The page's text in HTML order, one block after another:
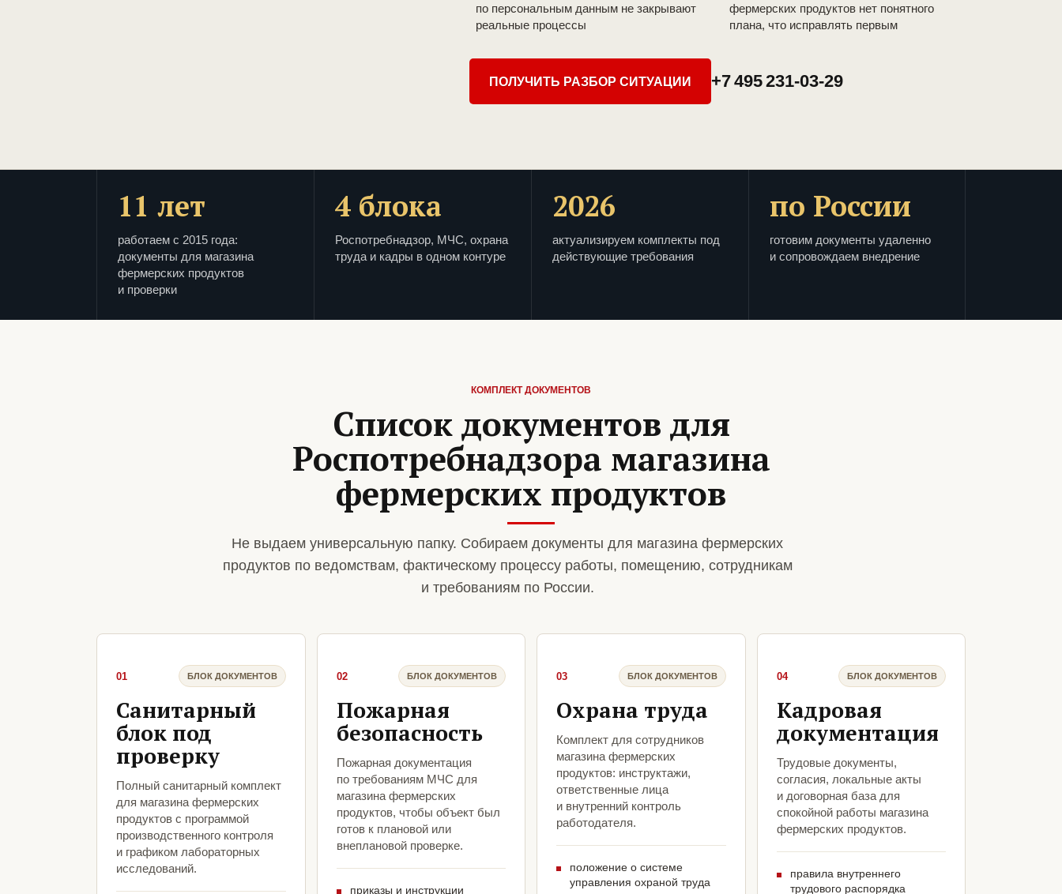
по персональным данным не закрывают
реальные процессы
фермерских продуктов нет понятного
плана, что исправлять первым
ПОЛУЧИТЬ РАЗБОР СИТУАЦИИ +7 495 231-03-29
11 лет
работаем с 2015 года:
документы для магазина
фермерских продуктов
и проверки
4 блока
Роспотребнадзор, МЧС, охрана
труда и кадры в одном контуре
2026
актуализируем комплекты под
действующие требования
по России
готовим документы удаленно
и сопровождаем внедрение
КОМПЛЕКТ ДОКУМЕНТОВ
Список документов для
Роспотребнадзора магазина
фермерских продуктов
Не выдаем универсальную папку. Собираем документы для магазина фермерских
продуктов по ведомствам, фактическому процессу работы, помещению, сотрудникам
и требованиям по России.
01 БЛОК ДОКУМЕНТОВ
Санитарный
блок под
проверку
Полный санитарный комплект
для магазина фермерских
продуктов с программой
производственного контроля
и графиком лабораторных
исследований.
02 БЛОК ДОКУМЕНТОВ
Пожарная
безопасность
Пожарная документация
по требованиям МЧС для
магазина фермерских
продуктов, чтобы объект был
готов к плановой или
внеплановой проверке.
приказы и инструкции
03 БЛОК ДОКУМЕНТОВ
Охрана труда
Комплект для сотрудников
магазина фермерских
продуктов: инструктажи,
ответственные лица
и внутренний контроль
работодателя.
положение о системе
управления охраной труда
04 БЛОК ДОКУМЕНТОВ
Кадровая
документация
Трудовые документы,
согласия, локальные акты
и договорная база для
спокойной работы магазина
фермерских продуктов.
правила внутреннего
трудового распорядка